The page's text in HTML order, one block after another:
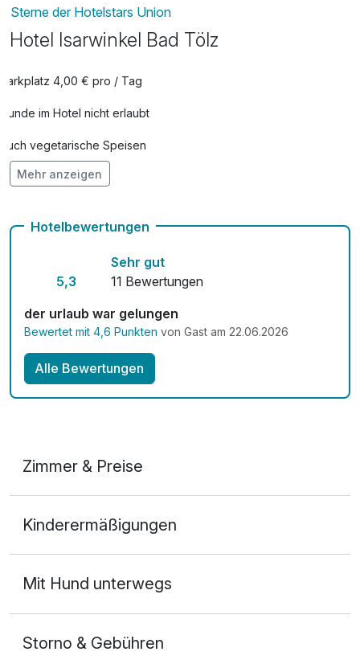
Sterne der Hotelstars Union
Hotel Isarwinkel Bad Tölz
Parkplatz 4,00 € pro / Tag
Hunde im Hotel nicht erlaubt
Auch vegetarische Speisen
Kostenloses W-LAN
Mehr anzeigen
Hotelbewertungen
5,3
Sehr gut
11 Bewertungen
der urlaub war gelungen
Bewertet mit 4,6 Punkten von Gast am 22.06.2026
Alle Bewertungen
Zimmer & Preise
2 Erwachsene
Kinderermäßigungen
Mit Hund unterwegs
Storno & Gebühren